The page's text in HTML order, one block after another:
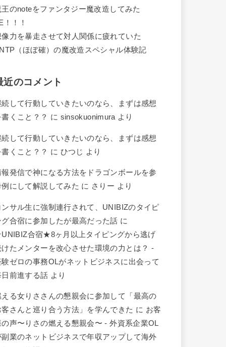
王のnoteをファンタジー魔改造してみた
！！！
像力を暴走させて対人関係に疲れていた
（ほぼ確）の魔改造スペシャル体験記
近のコメント
続して行動していきたいのなら、まずは感想
書くこと？？
に sinsokuonimuraより
続して行動していきたいのなら、まずは感想
書くこと？？
に ひつじ より
報発信で神になる方法をドラゴンボールを参
例にして解説してみた に さりー より
ンサル生に強制連行されて、UNIBIZのタイピ
グ合宿に参加したが最高だった話 に
合宿★8ヶ月以上タイピングから逃げ
けたメンターを改心させた環境の力とは？ -
験ゼロの事務OLがネットビジネスに出会って
日前進する話 より
える女りささんの懇親会に参加して「最高の
客さんと巡り合う方法」を学んできた に お客
の声〜りさの燃える懇親会〜 - 外資系企業OL
副業のネットビジネスで年収アップして海外